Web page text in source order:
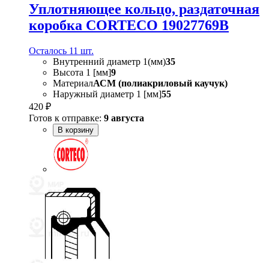
Уплотняющее кольцо, раздаточная
коробка CORTECO 19027769B
Осталось 11 шт.
Внутренний диаметр 1(мм)35
Высота 1 [мм]9
МатериалАСМ (полиакриловый каучук)
Наружный диаметр 1 [мм]55
420 ₽
Готов к отправке: 9 августа
В корзину